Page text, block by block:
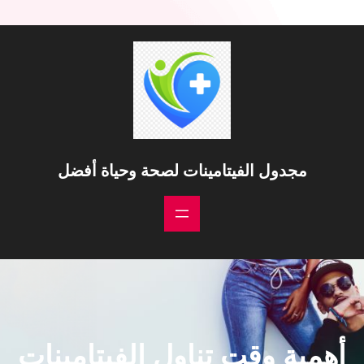
مجدول الفيتامينات لصحة وحياة أفضل
أهمية وقت تناول الفيتامينات